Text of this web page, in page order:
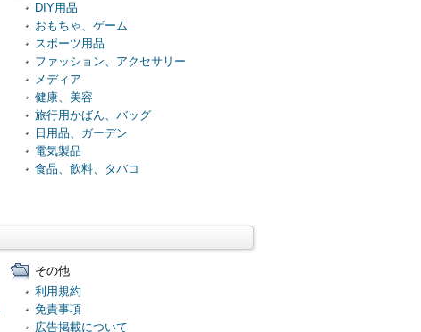
DIY用品
おもちゃ、ゲーム
スポーツ用品
ファッション、アクセサリー
メディア
健康、美容
旅行用かばん、バッグ
日用品、ガーデン
電気製品
食品、飲料、タバコ
その他
利用規約
免責事項
広告掲載について